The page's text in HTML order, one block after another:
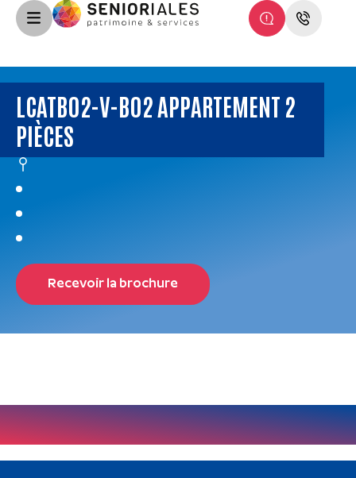
LCATB02-V-B02 APPARTEMENT 2
PIÈCES
Recevoir la brochure